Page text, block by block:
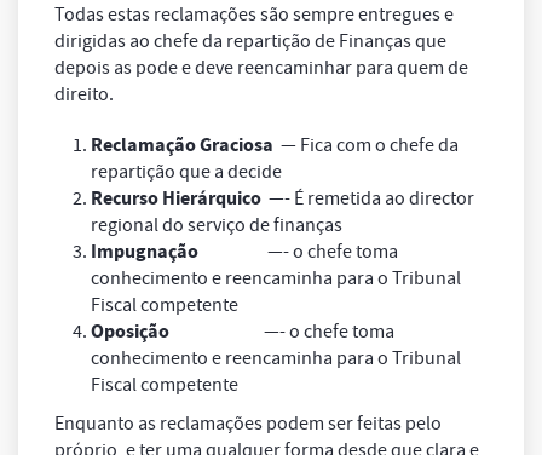
Todas estas reclamações são sempre entregues e
dirigidas ao chefe da repartição de Finanças que
depois as pode e deve reencaminhar para quem de
direito.
Reclamação Graciosa — Fica com o chefe da
repartição que a decide
Recurso Hierárquico —- É remetida ao director
regional do serviço de finanças
Impugnação —- o chefe toma
conhecimento e reencaminha para o Tribunal
Fiscal competente
Oposição —- o chefe toma
conhecimento e reencaminha para o Tribunal
Fiscal competente
Enquanto as reclamações podem ser feitas pelo
próprio, e ter uma qualquer forma desde que clara e